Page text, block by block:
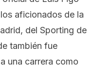
aficionados de la
del Sporting de
también fue
una carrera como